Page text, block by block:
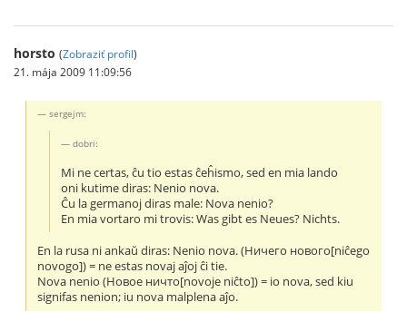
horsto (Zobraziť profil)
21. mája 2009 11:09:56
sergejm:
dobri:
Mi ne certas, ĉu tio estas ĉeĥismo, sed en mia lando
oni kutime diras: Nenio nova.
Ĉu la germanoj diras male: Nova nenio?
En mia vortaro mi trovis: Was gibt es Neues? Nichts.
En la rusa ni ankaŭ diras: Nenio nova. (Ничего нового[niĉego
novogo]) = ne estas novaj aĵoj ĉi tie.
Nova nenio (Новое ничто[novoje niĉto]) = io nova, sed kiu
signifas nenion; iu nova malplena aĵo.